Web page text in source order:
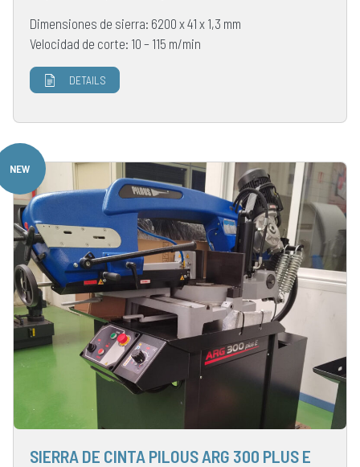
Dimensiones de sierra: 6200 x 41 x 1,3 mm
Velocidad de corte: 10 – 115 m/min
DETAILS
SIERRA DE CINTA PILOUS ARG 300 PLUS E
NEW